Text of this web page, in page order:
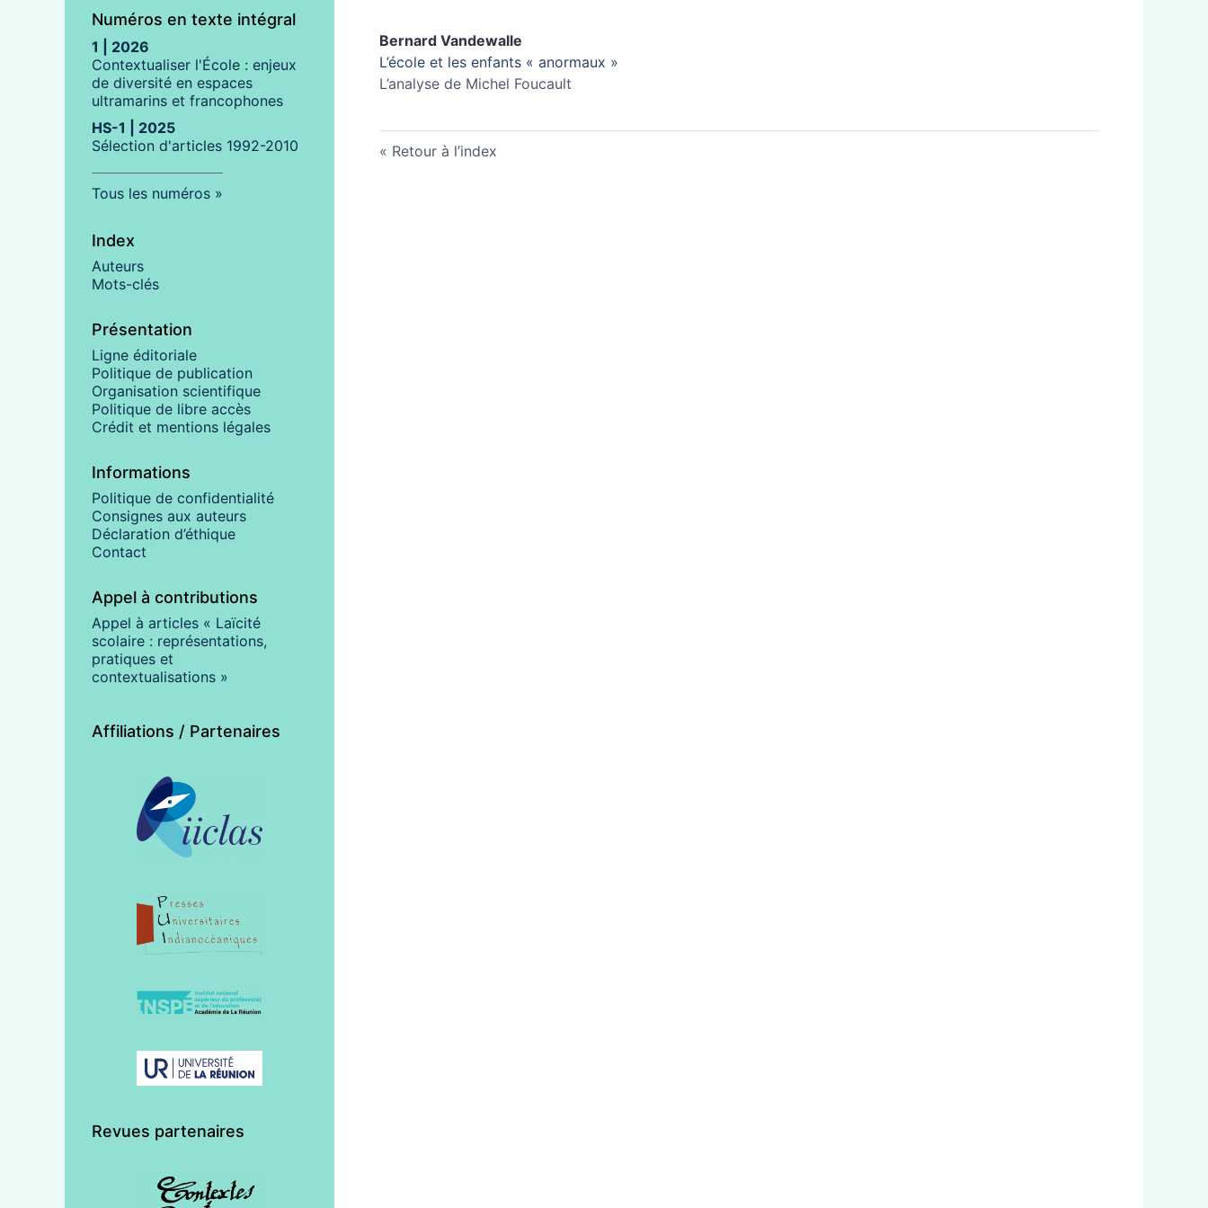
Numéros en texte intégral
1 | 2026
Contextualiser l'École : enjeux
de diversité en espaces
ultramarins et francophones
HS-1 | 2025
Sélection d'articles 1992-2010
Tous les numéros
Index
Auteurs
Mots-clés
Présentation
Ligne éditoriale
Politique de publication
Organisation scientifique
Politique de libre accès
Crédit et mentions légales
Informations
Politique de confidentialité
Consignes aux auteurs
Déclaration d’éthique
Contact
Appel à contributions
Appel à articles « Laïcité
scolaire : représentations,
pratiques et
contextualisations »
Affiliations / Partenaires
Revues partenaires
Bernard Vandewalle
L’école et les enfants « anormaux »
L’analyse de Michel Foucault
Retour à l’index